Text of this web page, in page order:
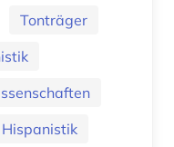
Tonträger
Hispanistik